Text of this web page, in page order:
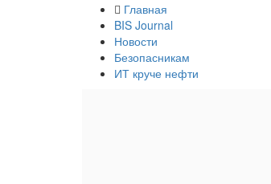
Главная
BIS Journal
Новости
Безопасникам
ИТ круче нефти